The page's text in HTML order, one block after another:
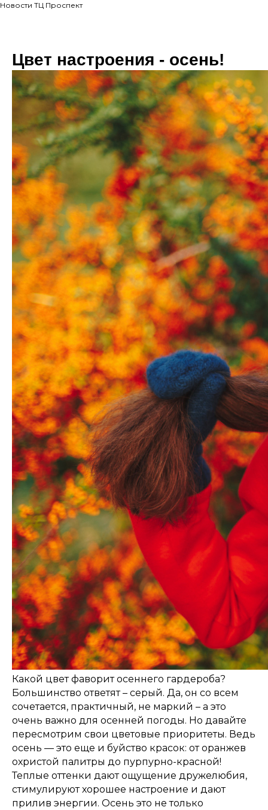
Новости ТЦ Проспект
Цвет настроения - осень!
Какой цвет фаворит осеннего гардероба?
Большинство ответят – серый. Да, он со всем
сочетается, практичный, не маркий – а это
очень важно для осенней погоды. Но давайте
пересмотрим свои цветовые приоритеты. Ведь
осень — это еще и буйство красок: от оранжев
охристой палитры до пурпурно-красной!
Теплые оттенки дают ощущение дружелюбия,
стимулируют хорошее настроение и дают
прилив энергии. Осень это не только